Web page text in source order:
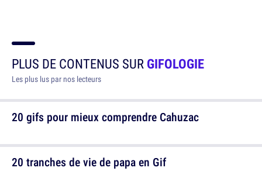
PLUS DE CONTENUS SURGIFOLOGIE
Les plus lus par nos lecteurs
20 gifs pour mieux comprendre Cahuzac
20 tranches de vie de papa en Gif